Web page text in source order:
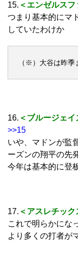
15. ＜エンゼルスフ
つまり基本的にマ
していたわけか
（※）大谷は昨季
16. ＜ブルージェイ
>>15
いや、マドンが監
ーズンの翔平の先
今年は基本的に登
17. ＜アスレチック
これで明らかにな
より多くの打者が